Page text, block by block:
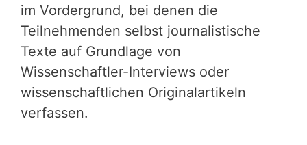
im Vordergrund, bei denen die
Teilnehmenden selbst journalistische
Texte auf Grundlage von
Wissenschaftler-Interviews oder
wissenschaftlichen Originalartikeln
verfassen.